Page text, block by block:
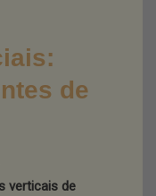
de
verticais de